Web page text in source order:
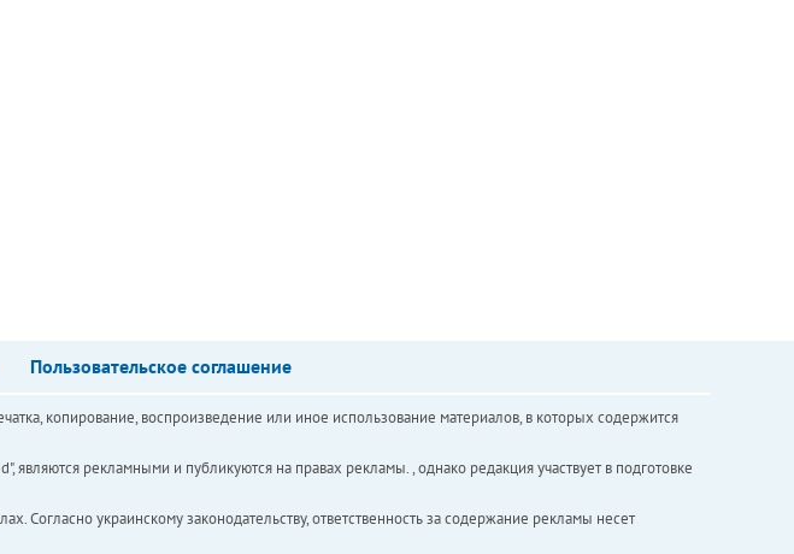
Пользовательское соглашение
копирование, воспроизведение или иное использование материалов, в которых содержится
рекламными и публикуются на правах рекламы. , однако редакция участвует в подготовке
Согласно украинскому законодательству, ответственность за содержание рекламы несет